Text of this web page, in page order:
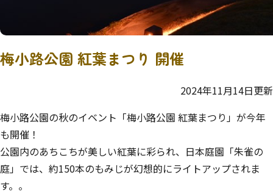
梅小路公園 紅葉まつり 開催
2024年11月14日更新
梅小路公園の秋のイベント「梅小路公園 紅葉まつり」が今年
も開催！
公園内のあちこちが美しい紅葉に彩られ、日本庭園「朱雀の
庭」では、約150本のもみじが幻想的にライトアップされま
す。。